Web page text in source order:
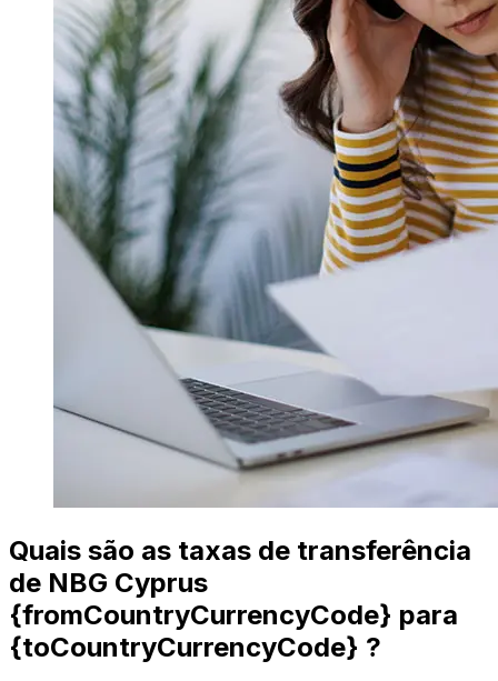
Quais são as taxas de transferência
de NBG Cyprus
{fromCountryCurrencyCode} para
{toCountryCurrencyCode} ?